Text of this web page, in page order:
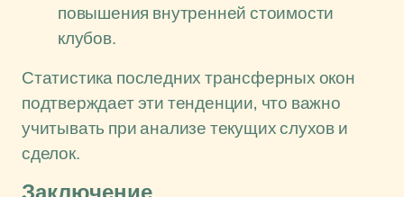
повышения внутренней стоимости
клубов.
Статистика последних трансферных окон
подтверждает эти тенденции, что важно
учитывать при анализе текущих слухов и
сделок.